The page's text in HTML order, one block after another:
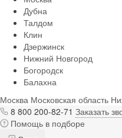
Дубна
Талдом
Клин
Дзержинск
Нижний Новгород
Богородск
Балахна
Москва Московская область
8 800 200-82-71 Заказать
Помощь в подборе